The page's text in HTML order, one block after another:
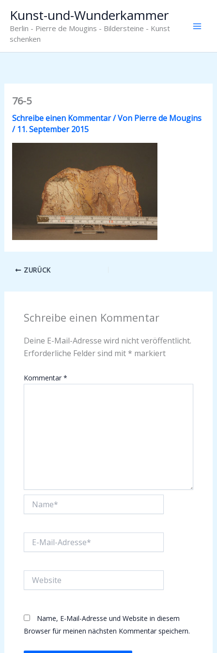
Inhalt
springen
Kunst-und-Wunderkammer
Berlin - Pierre de Mougins - Bildersteine - Kunst
schenken
76-5
Schreibe einen Kommentar/ Von Pierre de Mougins
/11. September 2015
ZURÜCK
Schreibe einen Kommentar
Deine E-Mail-Adresse wird nicht veröffentlicht.
Erforderliche Felder sind mit * markiert
Kommentar *
Mail-
Name, E-Mail-Adresse und Website in diesem
Browser für meinen nächsten Kommentar speichern.